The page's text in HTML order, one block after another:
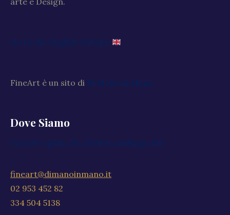
Go to the English website
FineArt è un sito di Di Mano in Mano
Dove Siamo
Via XXV Aprile, 59, 20040 Cambiago MI
fineart@dimanoinmano.it
02 953 452 82
334 504 5138